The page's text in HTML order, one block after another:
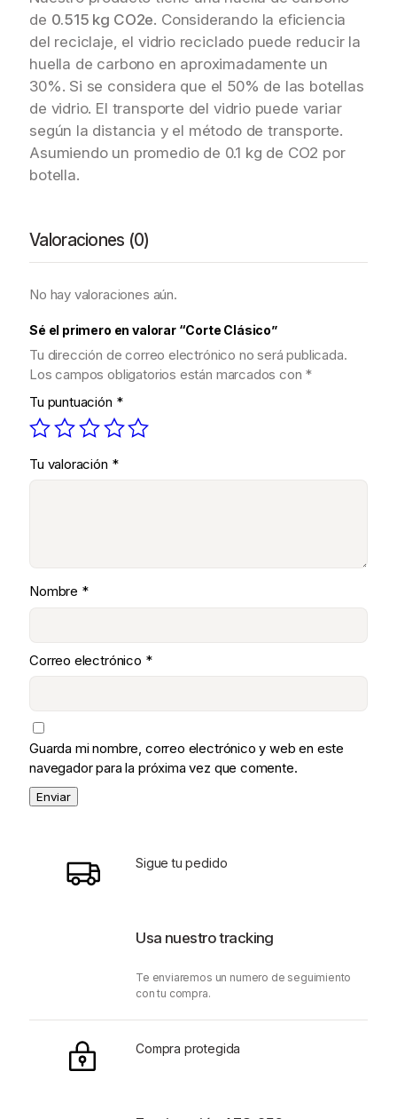
de 0.515 kg CO2e. Considerando la eficiencia
del reciclaje, el vidrio reciclado puede reducir la
huella de carbono en aproximadamente un
30%. Si se considera que el 50% de las botellas
de vidrio. El transporte del vidrio puede variar
según la distancia y el método de transporte.
Asumiendo un promedio de 0.1 kg de CO2 por
botella.
Valoraciones (0)
No hay valoraciones aún.
Sé el primero en valorar “Corte Clásico”
Tu dirección de correo electrónico no será publicada.
Los campos obligatorios están marcados con *
Tu puntuación *
Tu valoración *
Nombre *
Correo electrónico *
Guarda mi nombre, correo electrónico y web en este
navegador para la próxima vez que comente.
e
Sigue tu pedido
Usa nuestro tracking
Te enviaremos un numero de seguimiento
con tu compra.
Compra protegida